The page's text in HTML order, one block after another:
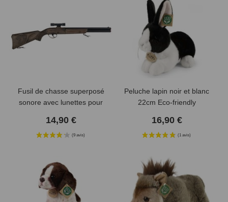
Fusil de chasse superposé
sonore avec lunettes pour
14,90 €
Peluche lapin noir et blanc
22cm Eco-friendly
16,90 €